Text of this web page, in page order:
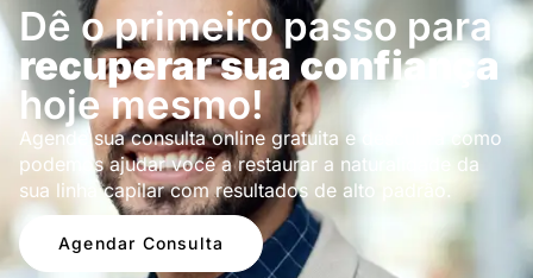
Dê o primeiro passo para
recuperar sua confiança
hoje mesmo!
Agende sua consulta online gratuita e descubra como
podemos ajudar você a restaurar a naturalidade da
sua linha capilar com resultados de alto padrão.
Agendar Consulta